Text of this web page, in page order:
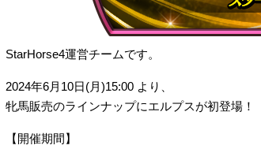
StarHorse4運営チームです。
2024年6月10日(月)15:00 より、
牝馬販売のラインナップにエルプスが初登場！
【開催期間】